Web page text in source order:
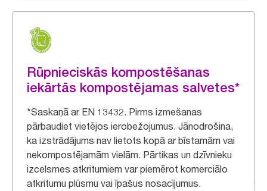
Rūpnieciskās kompostēšanas
iekārtās kompostējamas salvetes*
*Saskaņā ar EN 13432. Pirms izmešanas
pārbaudiet vietējos ierobežojumus. Jānodrošina,
ka izstrādājums nav lietots kopā ar bīstamām vai
nekompostējamām vielām. Pārtikas un dzīvnieku
izcelsmes atkritumiem var piemērot komerciālo
atkritumu plūsmu vai īpašus nosacījumus.